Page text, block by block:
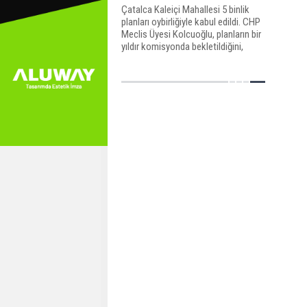
Çatalca Kaleiçi Mahallesi 5 binlik
planları oybirliğiyle kabul edildi. CHP
Meclis Üyesi Kolcuoğlu, planların bir
yıldır komisyonda bekletildiğini,